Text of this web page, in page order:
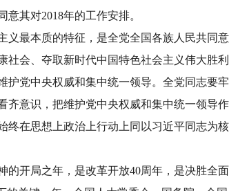
其对2018年的工作安排。
最本质的特征，是全党全国各族人民共同意
社会、夺取新时代中国特色社会主义伟大胜利
护党中央权威和集中统一领导。全党同志要牢
齐意识，把维护党中央权威和集中统一领导作
终在思想上政治上行动上同以习近平同志为核
开局之年，是改革开放40周年，是决胜全面